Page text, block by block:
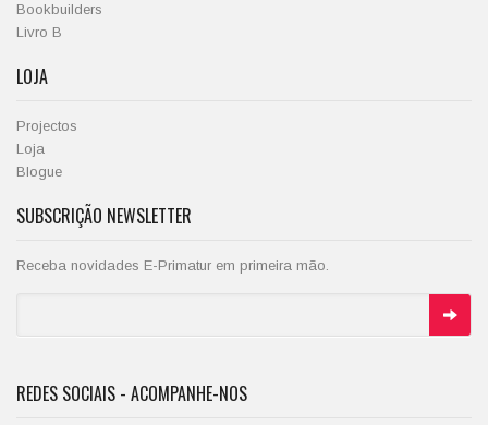
Bookbuilders
Livro B
LOJA
Projectos
Loja
Blogue
SUBSCRIÇÃO NEWSLETTER
Receba novidades E-Primatur em primeira mão.
REDES SOCIAIS - ACOMPANHE-NOS